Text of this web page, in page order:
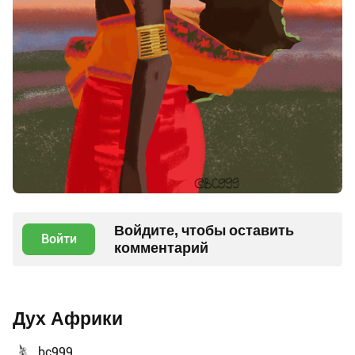
Войти
Войдите, чтобы оставить
комментарий
Дух Африки